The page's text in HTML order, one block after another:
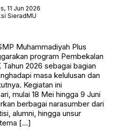
11 Jun 2026
SieradMU
Muhammadiyah Plus
program Pembekalan
2026 sebagai bagian
masa kelulusan dan
Kegiatan ini
mulai 18 Mei hingga 9 Juni
berbagai narasumber dari
alumni, hingga unsur
[…]